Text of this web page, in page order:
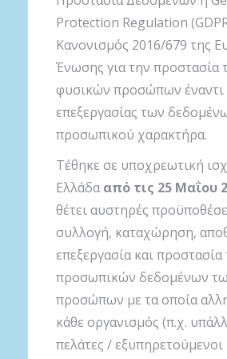
Protection Regulation
Κανονισμός 2016/679 της
Ένωσης για την προστασία
φυσικών προσώπων έναντι
επεξεργασίας των
προσωπικού χαρακτήρα.
Τέθηκε σε υποχρεωτική
Ελλάδααπό τις 25 Μαΐου
θέτει αυστηρές
συλλογή, καταχώρηση,
επεξεργασία και
προσωπικών δεδομένων
προσώπων με τα οποία
κάθε οργανισμός (π.χ.
πελάτες / εξυπηρετούμενοι